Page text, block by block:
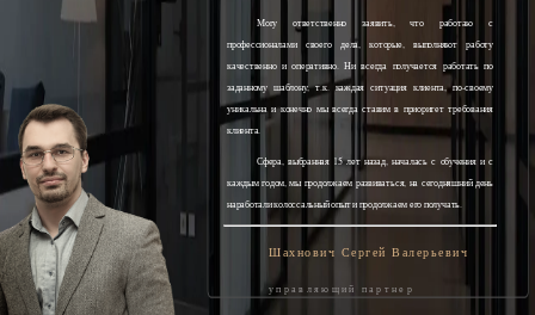
Могу ответственно заявить, что работаю с
профессионалами своего дела, которые, выполняют работу
качественно и оперативно. Ни всегда получается работать по
заданному шаблону, т.к. каждая ситуация клиента, по-своему
уникальна и конечно мы всегда ставим в приоритет требования
клиента.
Сфера, выбранная 15 лет назад, началась с обучения и с
каждым годом, мы продолжаем развиваться, на сегодняшний день
наработали колоссальный опыт и продолжаем его получать.
Шахнович Сергей Валерьевич
управляющий партнер